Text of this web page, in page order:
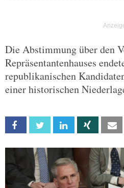
Die Abstimmung über den
Repräsentantenhauses
republikanischen
einer historischen
Facebook Twitter Linkedin Xing